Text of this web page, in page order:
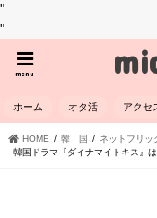
"
"
menu
ホーム オタ活 アクセ
HOME 韓 国
ネットフリッ
韓国ドラマ『ダイナマイトキス』